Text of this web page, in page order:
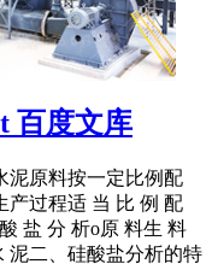
百度文库
泥原料按一定比例配
产过程适 当 比 例 配
盐 分 析o原 料生 料
泥二、硅酸盐分析的特